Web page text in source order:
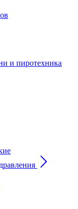
и пиротехника